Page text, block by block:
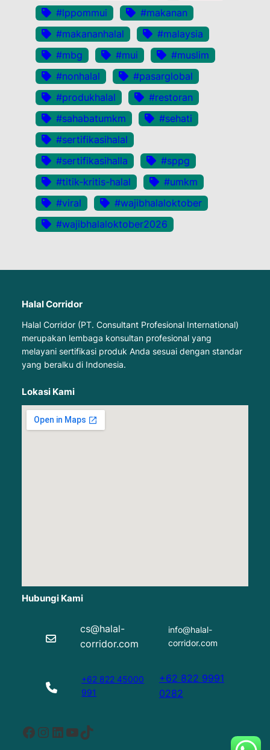
#lppommui
#makanan
#makananhalal
#malaysia
#mbg
#mui
#muslim
#nonhalal
#pasarglobal
#produkhalal
#restoran
#sahabatumkm
#sehati
#sertifikasihalal
#sertifikasihalla
#sppg
#titik-kritis-halal
#umkm
#viral
#wajibhalaloktober
#wajibhalaloktober2026
Halal Corridor
Halal Corridor (PT. Consultant Profesional International)
merupakan lembaga konsultan profesional yang
melayani sertifikasi produk Anda sesuai dengan standar
yang beralku di Indonesia.
Lokasi Kami
Hubungi Kami
cs@halal-
corridor.com
info@halal-
corridor.com
+62 822 45000
991
+62 822 9991
0282
Facebook Instagram LinkedIn YouTube TikTok